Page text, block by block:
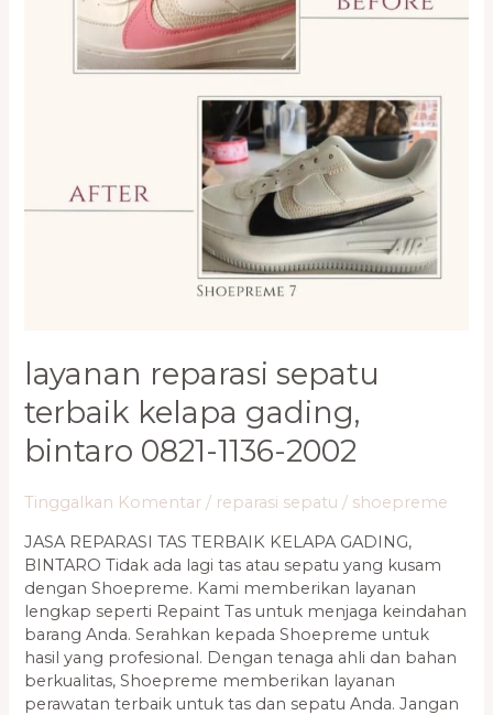
layanan reparasi sepatu
terbaik kelapa gading,
bintaro 0821-1136-2002
Tinggalkan Komentar / reparasi sepatu / shoepreme
JASA REPARASI TAS TERBAIK KELAPA GADING,
BINTARO Tidak ada lagi tas atau sepatu yang kusam
dengan Shoepreme. Kami memberikan layanan
lengkap seperti Repaint Tas untuk menjaga keindahan
barang Anda. Serahkan kepada Shoepreme untuk
hasil yang profesional. Dengan tenaga ahli dan bahan
berkualitas, Shoepreme memberikan layanan
perawatan terbaik untuk tas dan sepatu Anda. Jangan